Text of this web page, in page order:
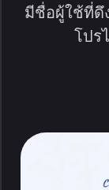
มีชื่อผู้ใช้ที่ดึ
โปร